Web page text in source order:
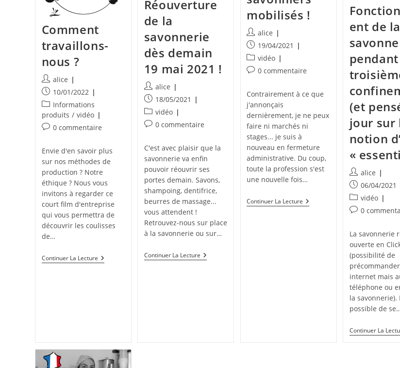
Comment
travaillons-
nous ?
Auteur/autrice
de
la
publication :
alice
Publication
publiée :
10/01/2022
Post
category:
Informations
produits / vidéo
Commentaires
la
publication :
0 commentaire
Envie d'en savoir plus
sur nos méthodes de
production ? Notre
éthique ? Nous vous
invitons à regarder ce
court film d'entreprise
qui vous permettra de
découvrir les coulisses
de…
Continuer La LectureComment
Travaillons-
Réouverture
de la
savonnerie
dès demain
19 mai 2021 !
Auteur/autrice
de
la
publication :
alice
Publication
publiée :
18/05/2021
Post
category:
vidéo
Commentaires
la
publication :
0 commentaire
C'est avec plaisir que la
savonnerie va enfin
pouvoir réouvrir ses
portes demain. Savons,
shampoing, dentifrice,
beurres de massage...
vous attendent !
Retrouvez-nous sur place
à la savonnerie ou sur…
Continuer La LectureRéouverture
De
mobilisés !
Auteur/autrice
de
la
publication :
alice
Publication
publiée :
19/04/2021
Post
category:
vidéo
Commentaires
la
publication :
0 commentaire
Contrairement à ce que
j'annonçais
dernièrement, je ne peux
faire ni marchés ni
stages... je suis à
nouveau en fermeture
administrative. Du coup,
toute la profession s'est
une nouvelle fois…
Continuer La Lecture Nouvelle
Mobilisation
ent de la
(et
jour sur
notion
«
Auteur/autrice
de
la
publication :
alice
Publication
publiée :
06/04/2021
Post
category:
vidéo
Commentaires
la
publication :
0
La savonnerie
ouverte en
(possibilité de
internet mais
téléphone ou
la savonnerie).
possible de
Continuer La